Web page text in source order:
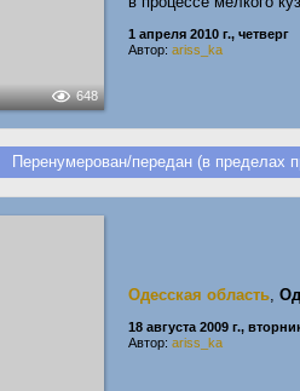
648
1 апреля 2010 г., четверг
Автор: ariss_ka
Перенумерован/передан (в пределах
Одесская область,
18 августа 2009 г.,
Автор: ariss_ka